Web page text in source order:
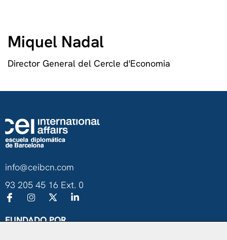
Miquel Nadal
Director General del Cercle d'Economia
info@ceibcn.com
93 205 45 16 Ext. 0
FUNDADO POR